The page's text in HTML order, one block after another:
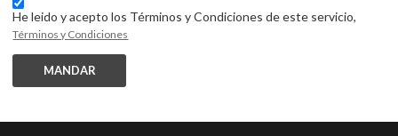
He leido y acepto los Términos y Condiciones de este servicio,
Términos y Condiciones
MANDAR